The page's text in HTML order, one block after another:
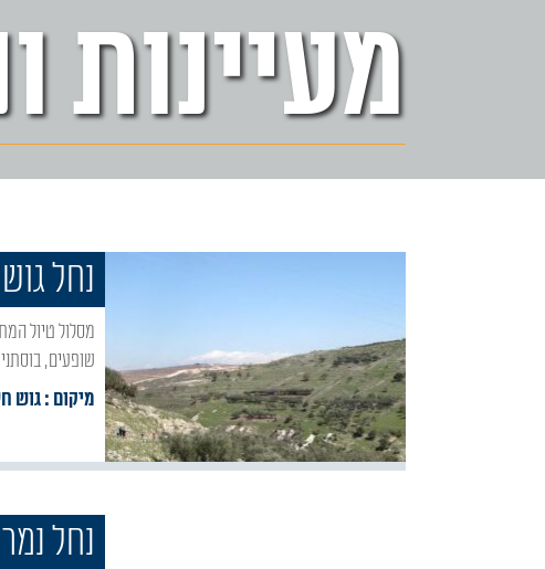
מעיינות
נחל
מסלול טיול המתחיל את דרכו על יד כפר ג'יש ובית הכנסת העתיק שבו וממשיך בינות למעיינות
שופעים,
מיקום : גוש
נחל